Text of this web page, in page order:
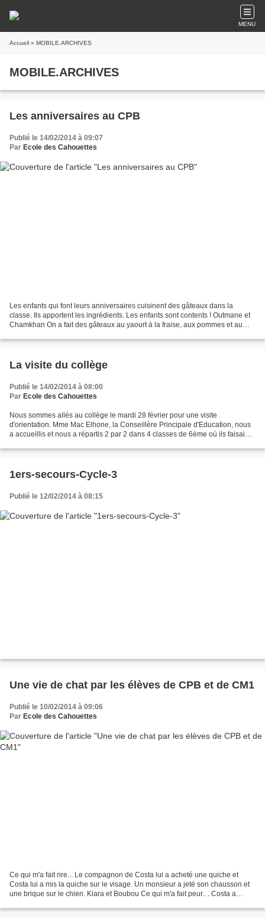
MENU
Accueil » MOBILE.ARCHIVES
MOBILE.ARCHIVES
Les anniversaires au CPB
Publié le 14/02/2014 à 09:07
Par Ecole des Cahouettes
Les enfants qui font leurs anniversaires cuisinent des gâteaux dans la
classe. Ils apportent les ingrédients. Les enfants sont contents ! Outmane et
Chamkhan On a fait des gâteaux au yaourt à la fraise, aux pommes et au
La visite du collège
Publié le 14/02/2014 à 08:00
Par Ecole des Cahouettes
Nous sommes allés au collège le mardi 28 février pour une visite
d'orientation. Mme Mac Elhone, la Conseillère Principale d'Education, nous
a accueillis et nous a répartis 2 par 2 dans 4 classes de 6ème où ils faisaient
1ers-secours-Cycle-3
Publié le 12/02/2014 à 08:15
Une vie de chat par les élèves de CPB et de CM1
Publié le 10/02/2014 à 09:06
Par Ecole des Cahouettes
Ce qui m'a fait rire... Le compagnon de Costa lui a acheté une quiche et
Costa lui a mis la quiche sur le visage. Un monsieur a jeté son chausson et
une brique sur le chien. Kiara et Boubou Ce qui m'a fait peur.. . Costa a